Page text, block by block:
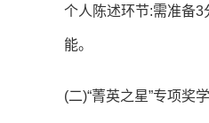
个人陈述环节:需准备
能。
(二)“菁英之星”专项奖